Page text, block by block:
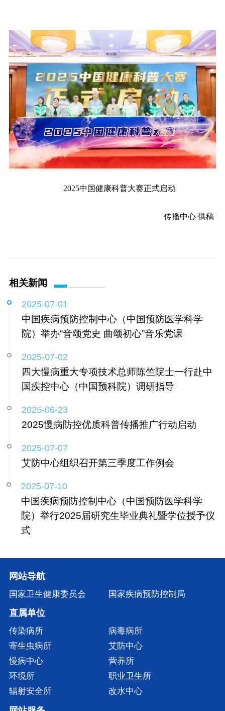
2025中国健康科普大赛正式启动
传播中心 供稿
相关新闻
2025-07-01
中国疾病预防控制中心（中国预防医学科学
院）举办“音颂党史 曲颂初心”音乐党课
2025-07-02
四大慢病重大专项技术总师陈竺院士一行赴中
国疾控中心（中国预科院）调研指导
2025-06-23
2025慢病防控优质科普传播推广行动启动
2025-07-07
艾防中心组织召开第三季度工作例会
2025-07-10
中国疾病预防控制中心（中国预防医学科学
院）举行2025届研究生毕业典礼暨学位授予仪
式
网站导航
国家卫生健康委员会 国家疾病预防控制局
直属单位
传染病所
病毒病所
寄生虫病所
艾防中心
慢病中心
营养所
环境所
职业卫生所
辐射安全所
改水中心